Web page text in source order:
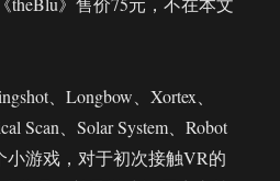
、Longbow、Xortex、
Scan、Solar System、Robot
小游戏，对于初次接触VR的